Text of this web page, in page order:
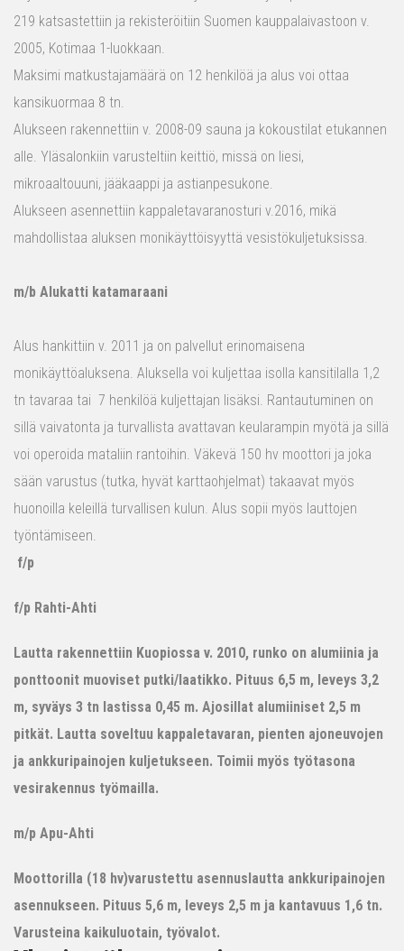
219 katsastettiin ja rekisteröitiin Suomen kauppalaivastoon v.
2005, Kotimaa 1-luokkaan.
Maksimi matkustajamäärä on 12 henkilöä ja alus voi ottaa
kansikuormaa 8 tn.
Alukseen rakennettiin v. 2008-09 sauna ja kokoustilat etukannen
alle. Yläsalonkiin varusteltiin keittiö, missä on liesi,
mikroaaltouuni, jääkaappi ja astianpesukone.
Alukseen asennettiin kappaletavaranosturi v.2016, mikä
mahdollistaa aluksen monikäyttöisyyttä vesistökuljetuksissa.
m/b Alukatti katamaraani
Alus hankittiin v. 2011 ja on palvellut erinomaisena
monikäyttöaluksena. Aluksella voi kuljettaa isolla kansitilalla 1,2
tn tavaraa tai 7 henkilöä kuljettajan lisäksi. Rantautuminen on
sillä vaivatonta ja turvallista avattavan keularampin myötä ja sillä
voi operoida mataliin rantoihin. Väkevä 150 hv moottori ja joka
sään varustus (tutka, hyvät karttaohjelmat) takaavat myös
huonoilla keleillä turvallisen kulun. Alus sopii myös lauttojen
työntämiseen.
f/p
f/p Rahti-Ahti
Lautta rakennettiin Kuopiossa v. 2010, runko on alumiinia ja
ponttoonit muoviset putki/laatikko. Pituus 6,5 m, leveys 3,2
m, syväys 3 tn lastissa 0,45 m. Ajosillat alumiiniset 2,5 m
pitkät. Lautta soveltuu kappaletavaran, pienten ajoneuvojen
ja ankkuripainojen kuljetukseen. Toimii myös työtasona
vesirakennus työmailla.
m/p Apu-Ahti
Moottorilla (18 hv)varustettu asennuslautta ankkuripainojen
asennukseen. Pituus 5,6 m, leveys 2,5 m ja kantavuus 1,6 tn.
Varusteina kaikuluotain, työvalot.